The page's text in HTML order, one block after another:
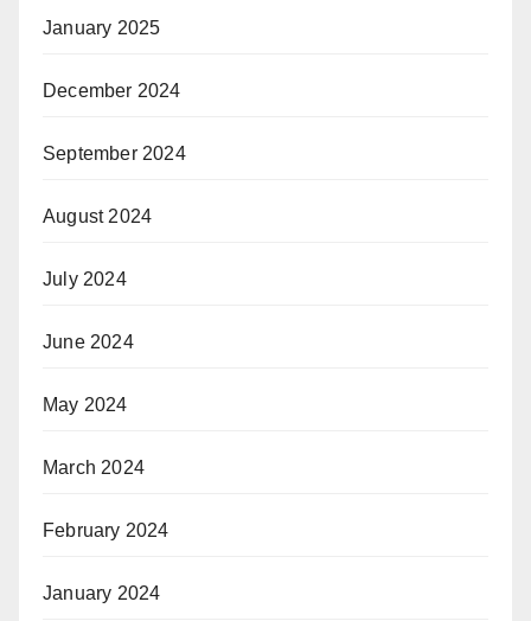
January 2025
December 2024
September 2024
August 2024
July 2024
June 2024
May 2024
March 2024
February 2024
January 2024